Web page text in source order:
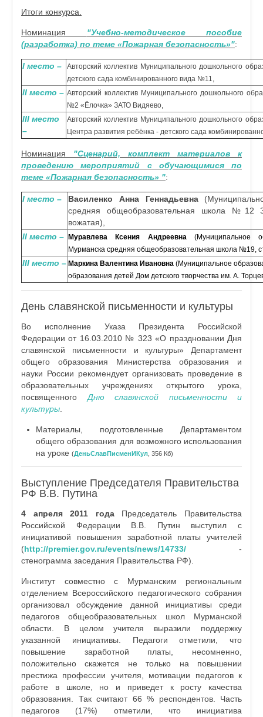
Итоги конкурса.
Номинация "Учебно-методическое пособие
(разработка) по теме «Пожарная безопасность»":
I место –
Авторский коллектив Муниципального дошкольного
детского сада комбинированного вида №11,
II место – Авторский коллектив Муниципального дошкольного
№2 «Ёлочка» ЗАТО Видяево,
III место
–
Авторский коллектив Муниципального дошкольного
Центра развития ребёнка - детского сада
Номинация "Сценарий, комплект материалов к
проведению мероприятий с обучающимися по
теме «Пожарная безопасность» ":
I место – Василенко Анна Геннадьевна
средняя общеобразовательная школа №12
вожатая),
II место – Муравлева Ксения Андреевна(Муниципальное
Мурманска средняя общеобразовательная школа №19,
III место – Маркина Валентина Ивановна (Муниципальное
образования детей Дом детского творчества им. А.
День славянской письменности и культуры
Во исполнение Указа Президента Российской
Федерации от 16.03.2010 № 323 «О праздновании Дня
славянской письменности и культуры» Департамент
общего образования Министерства образования и
науки России рекомендует организовать проведение в
образовательных учреждениях открытого урока,
посвященного Дню славянской письменности и
культуры
Материалы, подготовленные Департаментом
общего образования для возможного использования
на уроке (ДеньСлавПисменИКул , 356 Кб)
Выступление Председателя Правительства
РФ В.В. Путина
4 апреля 2011 годаПредседатель Правительства
Российской Федерации В.В. Путин выступил с
инициативой повышения заработной платы учителей
(http://premier.gov.ru/events/news/14733/ -
стенограмма заседания Правительства РФ).
Институт совместно с Мурманским региональным
отделением Всероссийского педагогического собрания
организовал обсуждение данной инициативы среди
педагогов общеобразовательных школ Мурманской
области. В целом учителя выразили поддержку
указанной инициативы. Педагоги отметили, что
повышение заработной платы, несомненно,
положительно скажется не только на повышении
престижа профессии учителя, мотивации педагогов к
работе в школе, но и приведет к росту качества
образования. Так считают 66 % респондентов. Часть
педагогов (17%) отметили, что инициатива